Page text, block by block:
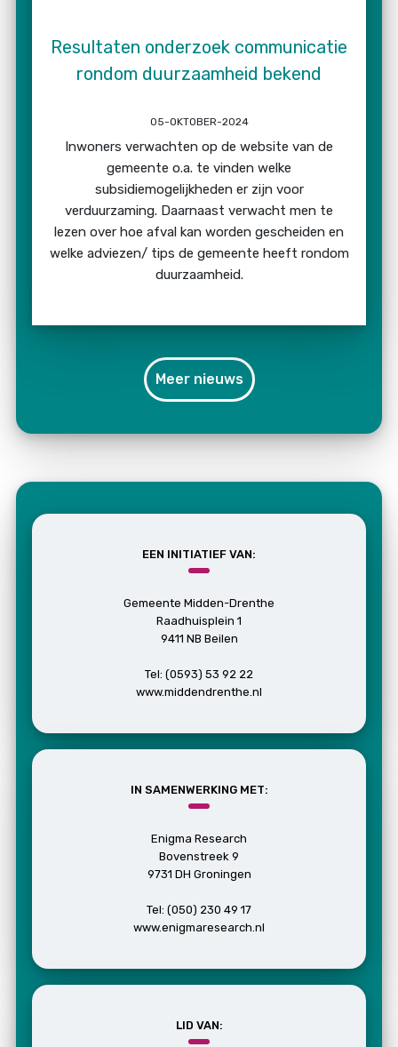
Resultaten onderzoek communicatie
rondom duurzaamheid bekend
05-OKTOBER-2024
Inwoners verwachten op de website van de
gemeente o.a. te vinden welke
subsidiemogelijkheden er zijn voor
verduurzaming. Daarnaast verwacht men te
lezen over hoe afval kan worden gescheiden en
welke adviezen/ tips de gemeente heeft rondom
duurzaamheid.
Meer nieuws
EEN INITIATIEF VAN:
Gemeente Midden-Drenthe
Raadhuisplein 1
9411 NB Beilen
Tel: (0593) 53 92 22
www.middendrenthe.nl
IN SAMENWERKING MET:
Enigma Research
Bovenstreek 9
9731 DH Groningen
Tel: (050) 230 49 17
www.enigmaresearch.nl
LID VAN: